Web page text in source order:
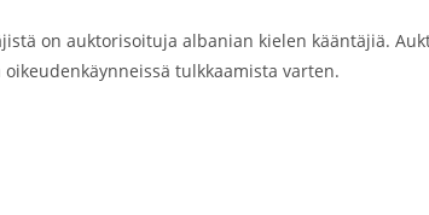
on auktorisoituja albanian kielen kääntäjiä.
tulkkaamista varten.